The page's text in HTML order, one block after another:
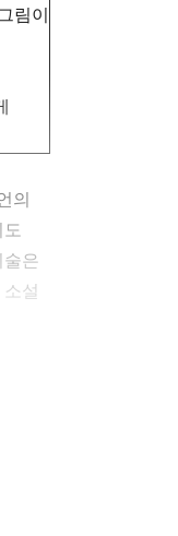
림이
의
술은
설